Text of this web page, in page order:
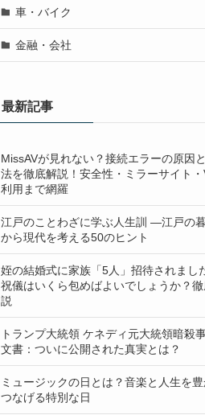
車・バイク
金融・会社
最新記事
MissAVが見れない？接続エラーの原因
法を徹底解説！安全性・ミラーサイト・
利用まで網羅
江戸のことわざに学ぶ人生訓 ―江戸の
から現代を考える50のヒント
姪の結婚式に家族「5人」招待されまし
祝儀はいくら包めばよいでしょうか？
説
トランプ大統領 ケネディ元大統領暗殺
文書：ついに公開された真実とは？
ミュージックの日とは？音楽と人生を豊
つなげる特別な日